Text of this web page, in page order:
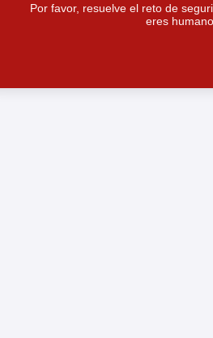
Por favor, resuelve el reto de
eres humano.